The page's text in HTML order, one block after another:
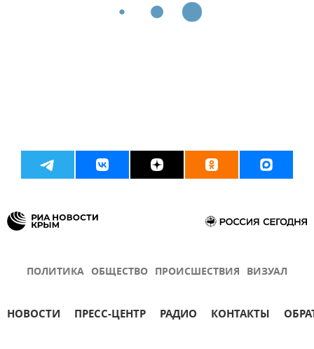
ПОЛИТИКА ОБЩЕСТВО ПРОИСШЕСТВИЯ ВИЗУАЛ
НОВОСТИ ПРЕСС-ЦЕНТР РАДИО КОНТАКТЫ